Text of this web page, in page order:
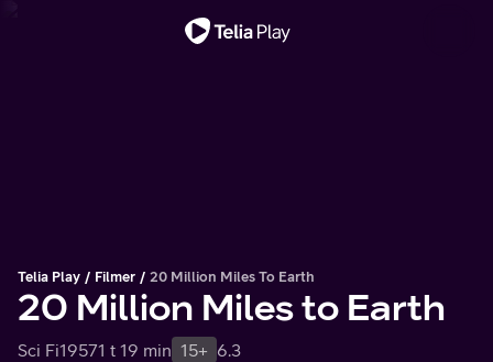
Telia Play Filmer 20 Million Miles To Earth
20 Million Miles to Earth
Sci Fi19571 t 19 min 15+ 6.3